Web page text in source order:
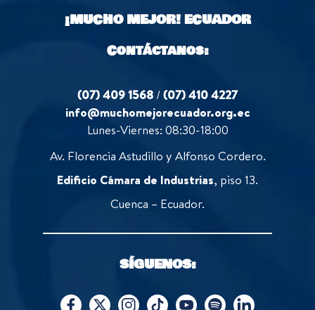
¡MUCHO MEJOR!ECUADOR
Contáctanos:
(07) 409 1568 /(07) 410 4227
info@muchomejorecuador.org.ec
Lunes-Viernes: 08:30-18:00
Av. Florencia Astudillo y Alfonso Cordero.
Edificio Cámara de Industrias, piso 13.
Cuenca – Ecuador.
SÍGUENOS: